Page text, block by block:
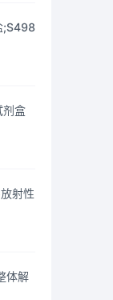
;S498
剂盒
射性
体解